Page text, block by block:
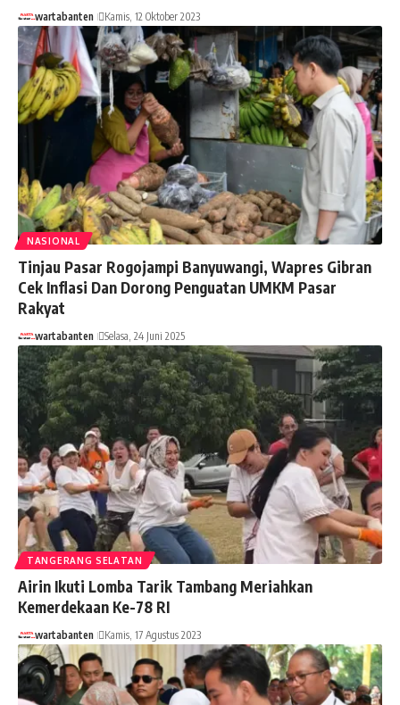
wartabanten Kamis, 12 Oktober 2023
NASIONAL
Tinjau Pasar Rogojampi Banyuwangi, Wapres Gibran
Cek Inflasi Dan Dorong Penguatan UMKM Pasar
Rakyat
wartabanten Selasa, 24 Juni 2025
TANGERANG SELATAN
Airin Ikuti Lomba Tarik Tambang Meriahkan
Kemerdekaan Ke-78 RI
wartabanten Kamis, 17 Agustus 2023